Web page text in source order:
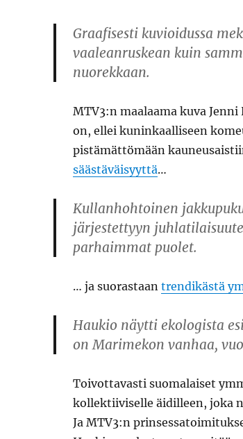
Graafisesti kuvioidussa
vaaleanruskean kuin
nuorekkaan.
MTV3:n maalaama kuva
on, ellei kuninkaalliseen
pistämättömään
säästäväisyyttä…
Kullanhohtoinen
järjestettyyn
parhaimmat puolet.
… ja suorastaan trendikästä
Haukio näytti ekologista
on Marimekon vanhaa,
Toivottavasti suomalaiset
kollektiiviselle äidilleen, joka
Ja MTV3:n